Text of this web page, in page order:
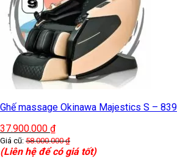
Ghế massage Okinawa Majestics S – 839
37.900.000 ₫
Giá cũ: 58.000.000₫
(Liên hệ để có giá tốt)